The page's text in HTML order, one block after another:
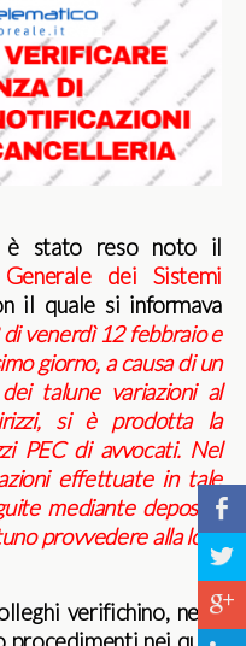
è stato reso noto il
dei Sistemi
il quale si informava
venerdì 12 febbraio e
giorno, a causa di un
talune variazioni al
si è prodotta la
PEC di avvocati. Nel
effettuate in tale
mediante deposito
provvedere alla loro
verifichino, negli
b
a
c